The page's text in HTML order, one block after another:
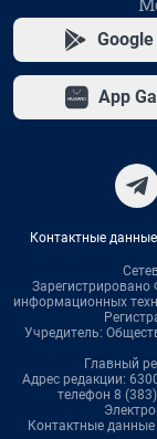
App
Контактные
Зарегистрировано
информационных
Учредитель:
Главный
Адрес редакции:
телефон 8
Контактные